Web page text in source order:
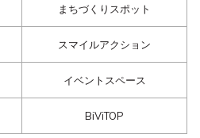
まちづくりスポット
スマイルアクション
イベントスペース
BiViTOP